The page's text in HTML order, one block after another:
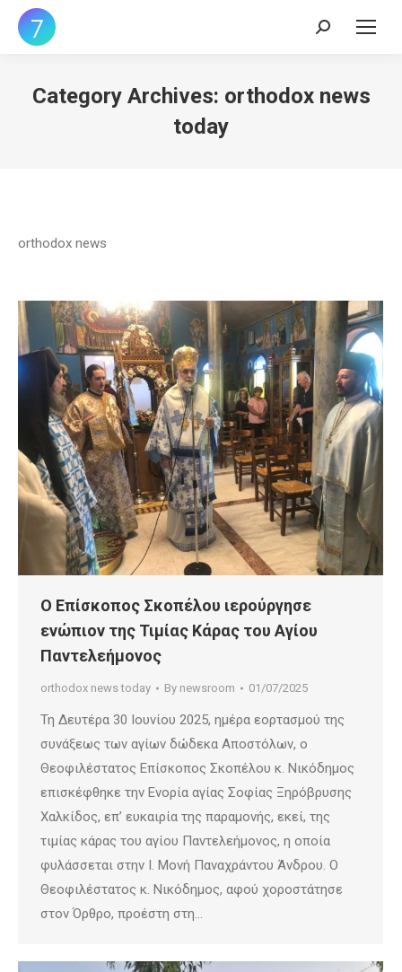
Search:
Category Archives: orthodox news
today
orthodox news
Ο Επίσκοπος Σκοπέλου ιερούργησε
ενώπιον της Τιμίας Κάρας του Αγίου
Παντελεήμονος
orthodox news today By newsroom 01/07/2025
Τη Δευτέρα 30 Ιουνίου 2025, ημέρα εορτασμού της
συνάξεως των αγίων δώδεκα Αποστόλων, ο
Θεοφιλέστατος Επίσκοπος Σκοπέλου κ. Νικόδημος
επισκέφθηκε την Ενορία αγίας Σοφίας Ξηρόβρυσης
Χαλκίδος, επ’ ευκαιρία της παραμονής, εκεί, της
τιμίας κάρας του αγίου Παντελεήμονος, η οποία
φυλάσσεται στην Ι. Μονή Παναχράντου Άνδρου. Ο
Θεοφιλέστατος κ. Νικόδημος, αφού χοροστάτησε
στον Όρθρο, προέστη στη…